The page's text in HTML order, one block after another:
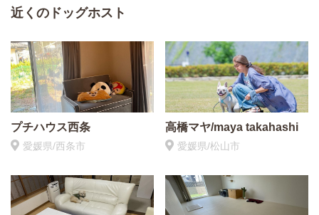
近くのドッグホスト
プチハウス西条
愛媛県/西条市
高橋マヤ/maya takahashi
愛媛県/松山市